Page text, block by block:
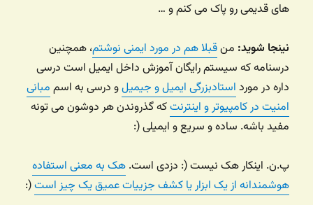
های قدیمی رو پاک می کنم و …
نینجا شوید: منقبلا هم در مورد ایمنی نوشتم، همچنین
درسنامه که سیستم رایگان آموزش داخل ایمیل است درسی
داره در مورد استادبزرگی ایمیل و جیمیلو درسی به اسم مبانی
امنیت در کامپیوتر و اینترنتکه گذروندن هر دوشون می تونه
مفید باشه. ساده و سریع و ایمیلی (:
پ.ن. اینکار هک نیست (: دزدی است.هک به معنی استفاده
هوشمندانه از یک ابزار یا کشف جزییات عمیق یک چیز است(: